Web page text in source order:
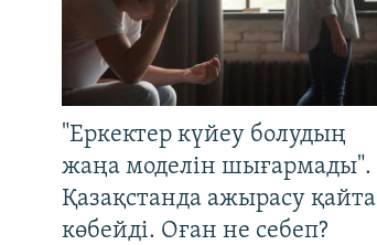
"Еркектер күйеу болудың
жаңа моделін шығармады".
Қазақстанда ажырасу қайта
көбейді. Оған не себеп?